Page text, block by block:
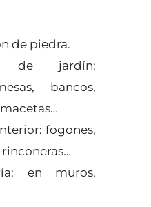
de piedra.
de jardín:
bancos,
fogones,
en muros,